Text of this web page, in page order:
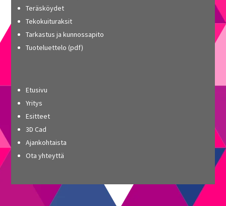
Teräsköydet
Tekokuituraksit
Tarkastus ja kunnossapito
Tuoteluettelo (pdf)
Etusivu
Yritys
Esitteet
3D Cad
Ajankohtaista
Ota yhteyttä